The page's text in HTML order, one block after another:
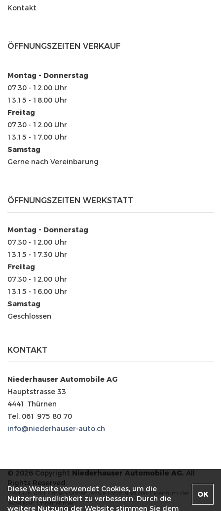
Diese Website verwendet Cookies, um die
Nutzerfreundlichkeit zu verbessern. Durch die
weitere Nutzung der Website stimmen Sie dem
OK
Kontakt
ÖFFNUNGSZEITEN VERKAUF
Montag - Donnerstag
07.30 - 12.00 Uhr
13.15 - 18.00 Uhr
Freitag
07.30 - 12.00 Uhr
13.15 - 17.00 Uhr
Samstag
Gerne nach Vereinbarung
ÖFFNUNGSZEITEN WERKSTATT
Montag - Donnerstag
07.30 - 12.00 Uhr
13.15 - 17.30 Uhr
Freitag
07.30 - 12.00 Uhr
13.15 - 16.00 Uhr
Samstag
Geschlossen
KONTAKT
Niederhauser Automobile AG
Hauptstrasse 33
4441 Thürnen
Tel. 061 975 80 70
info@niederhauser-auto.ch
© 2026 Copyright Niederhauser Automobile AG. All
Rights Reserved.
Produkt- und Firmennamen, sowie Logos sind das Eigentum der
jeweiligen Unternehmen.